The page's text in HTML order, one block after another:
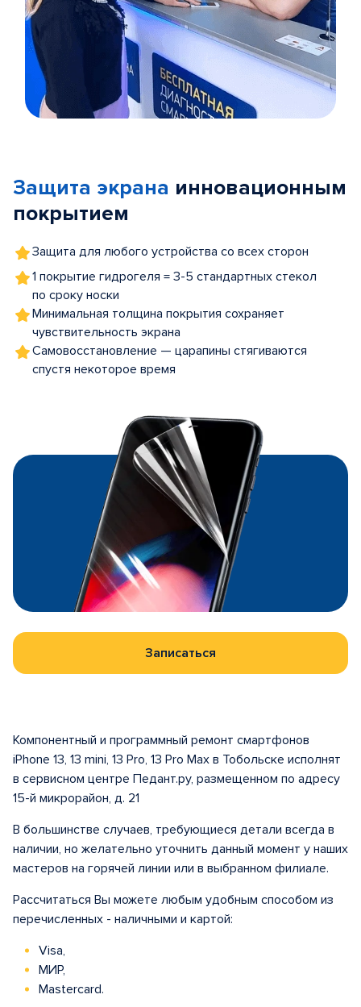
5
Защита экрана инновационным
покрытием
Защита для любого устройства со всех сторон
1 покрытие гидрогеля = 3-5 стандартных стекол
по сроку носки
Минимальная толщина покрытия сохраняет
чувствительность экрана
Самовосстановление — царапины стягиваются
спустя некоторое время
Записаться
Компонентный и программный ремонт смартфонов
iPhone 13, 13 mini, 13 Pro, 13 Pro Max в Тобольске исполнят
в сервисном центре Педант.ру, размещенном по адресу
15-й микрорайон, д. 21
В большинстве случаев, требующиеся детали всегда в
наличии, но желательно уточнить данный момент у наших
мастеров на горячей линии или в выбранном филиале.
Рассчитаться Вы можете любым удобным способом из
перечисленных - наличными и картой:
Visa,
МИР,
Mastercard.